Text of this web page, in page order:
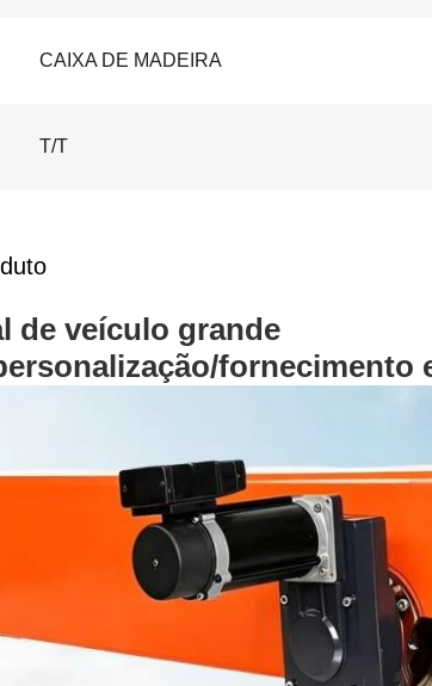
CAIXA DE MADEIRA
T/T
de veículo grande
fornecimento